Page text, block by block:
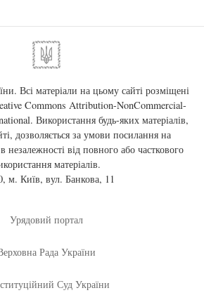
Всі матеріали на цьому сайті розміщені
Commons Attribution-NonCommercial-
. Використання будь-яких матеріалів,
дозволяється за умови посилання на
незалежності від повного або часткового
матеріалів.
м. Київ, вул. Банкова, 11
Урядовий портал
Рада України
Суд України